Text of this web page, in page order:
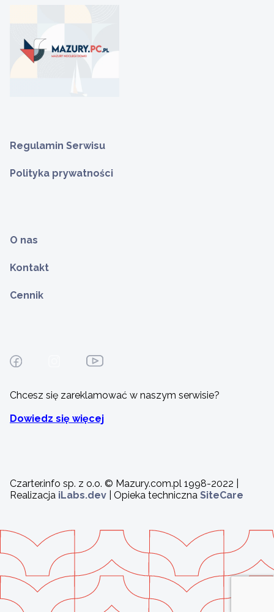
Regulamin Serwisu
Polityka prywatności
O nas
Kontakt
Cennik
Chcesz się zareklamować w naszym serwisie?
Dowiedz się więcej
Czarter.info sp. z o.o. © Mazury.com.pl 1998-2022 |
Realizacja iLabs.dev | Opieka techniczna SiteCare